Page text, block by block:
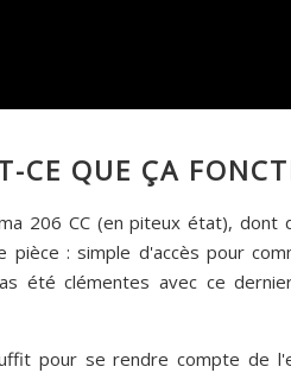
CE QUE ÇA
206 CC (en piteux état),
pièce : simple d'accès pour
été clémentes avec ce
pour se rendre compte de